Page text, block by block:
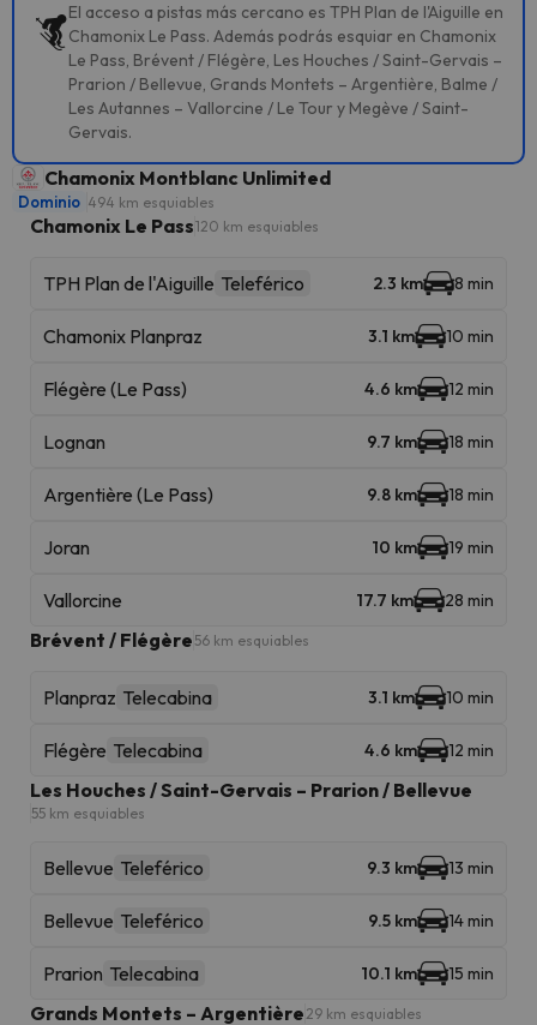
El acceso a pistas más cercano es TPH Plan de l'Aiguille en
Chamonix Le Pass. Además podrás esquiar en Chamonix
Le Pass, Brévent / Flégère, Les Houches / Saint-Gervais –
Prarion / Bellevue, Grands Montets – Argentière, Balme /
Les Autannes – Vallorcine / Le Tour y Megève / Saint-
Gervais.
Chamonix Montblanc Unlimited
Dominio 494 km esquiables
Chamonix Le Pass120 km esquiables
TPH Plan de l'Aiguille Teleférico 2.3 km 8 min
Chamonix Planpraz 3.1 km 10 min
Flégère (Le Pass) 4.6 km 12 min
Lognan 9.7 km 18 min
Argentière (Le Pass) 9.8 km 18 min
Joran 10 km 19 min
Vallorcine 17.7 km 28 min
Brévent / Flégère 56 km esquiables
Planpraz Telecabina 3.1 km 10 min
Flégère Telecabina 4.6 km 12 min
Les Houches / Saint-Gervais – Prarion / Bellevue
55 km esquiables
Bellevue Teleférico 9.3 km 13 min
Bellevue Teleférico 9.5 km 14 min
Prarion Telecabina 10.1 km 15 min
Grands Montets – Argentière 29 km esquiables